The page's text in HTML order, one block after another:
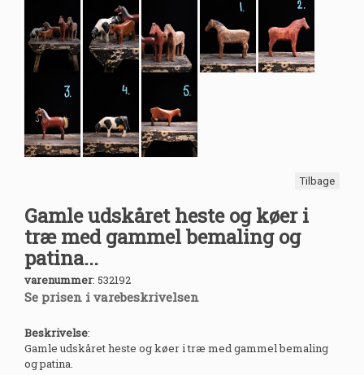
Tilbage
Gamle udskåret heste og køer i
træ med gammel bemaling og
patina...
varenummer: 532192
Se prisen i varebeskrivelsen
Beskrivelse:
Gamle udskåret heste og køer i træ med gammel bemaling
og patina.